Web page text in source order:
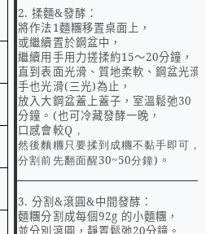
2. 揉麵&發酵：
將作法1麵糰移置桌面上，
或繼續置於鋼盆中，
繼續用手用力搓揉約15～20分鐘，
直到表面光滑、質地柔軟、鋼盆光滑
手也光滑(三光)為止，
放入大鋼盆蓋上蓋子，室溫鬆弛30
分鐘。 (也可冷藏發酵一晚，
口感會較Q，
然後麵糰只要揉到成糰不黏手即可，
分割前先翻面醒30~50分鐘) 。
3. 分割 &滾圓&中間發酵：
麵糰分割成每個92g 的小麵糰，
並分別滾圓，靜置鬆弛20分鐘。